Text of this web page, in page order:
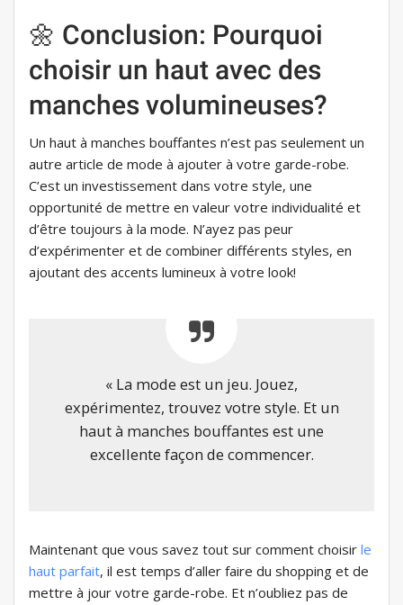
🌼 Conclusion: Pourquoi
choisir un haut avec des
manches volumineuses?
Un haut à manches bouffantes n’est pas seulement un
autre article de mode à ajouter à votre garde-robe.
C’est un investissement dans votre style, une
opportunité de mettre en valeur votre individualité et
d’être toujours à la mode. N’ayez pas peur
d’expérimenter et de combiner différents styles, en
ajoutant des accents lumineux à votre look!
« La mode est un jeu. Jouez,
expérimentez, trouvez votre style. Et un
haut à manches bouffantes est une
excellente façon de commencer.
Maintenant que vous savez tout sur comment choisir le
haut parfait, il est temps d’aller faire du shopping et de
mettre à jour votre garde-robe. Et n’oubliez pas de